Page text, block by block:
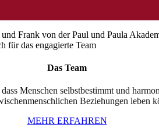
Das Team
Menschen selbstbestimmt und
Beziehungen leben
MEHR ERFAHREN